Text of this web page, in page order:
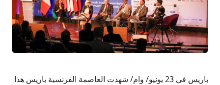
باريس في 23 يونيو/ وام/ شهدت العاصمة الفرنسية باريس هذا